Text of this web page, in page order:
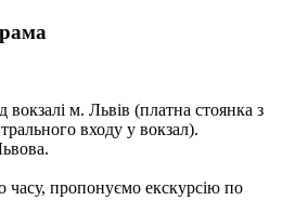
вокзалі м. Львів (платна стоянка з
входу у вокзал).
часу, пропонуємо екскурсію по